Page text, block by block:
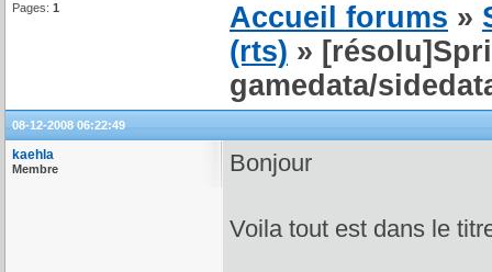
Pages: 1 Accueil forums »
(rts) »
gamedata/
08-12-2008 06:22:49
kaehla
Membre Bonjour
Voila tout est dans le